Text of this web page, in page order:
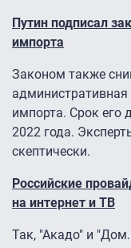
Путин подписал
импорта
Законом также
административная
импорта. Срок его
2022 года.
скептически.
Российские
на интернет и ТВ
Так, "Акадо" и